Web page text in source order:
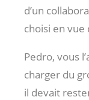
d’un
choisi en vue
Pedro, vous
charger du
il devait